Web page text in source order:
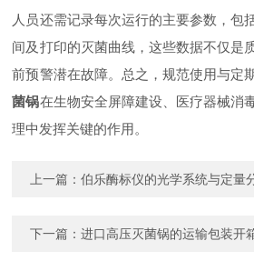
人员还需记录每次运行的主要参数，包
间及打印的灭菌曲线，这些数据不仅是
前预警潜在故障。总之，规范使用与定
菌锅在生物安全屏障建设、医疗器械消
理中发挥关键的作用。
上一篇：伯乐酶标仪的光学系统与定量
下一篇：进口高压灭菌锅的运输包装开